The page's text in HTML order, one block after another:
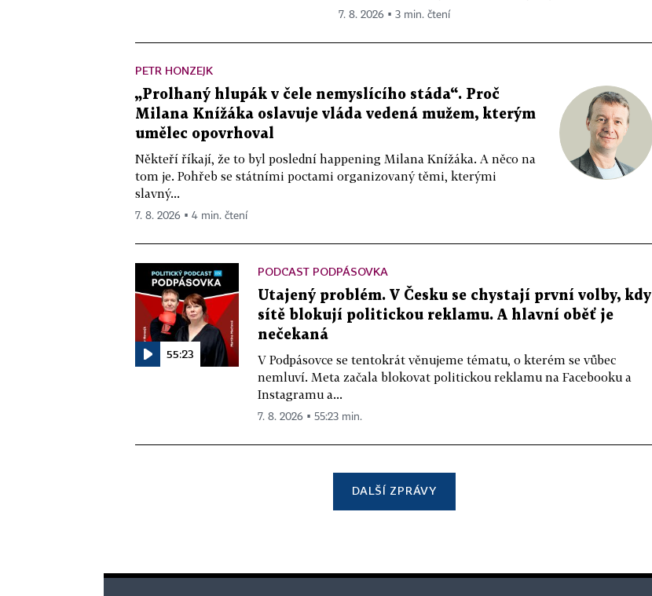
7. 8. 2026 ▪ 3 min. čtení
PETR HONZEJK
„Prolhaný hlupák v čele nemyslícího stáda“. Proč
Milana Knížáka oslavuje vláda vedená mužem, kterým
umělec opovrhoval
Někteří říkají, že to byl poslední happening Milana Knížáka. A něco na
tom je. Pohřeb se státními poctami organizovaný těmi, kterými
slavný...
7. 8. 2026 ▪ 4 min. čtení
55:23
PODCAST PODPÁSOVKA
Utajený problém. V Česku se chystají první volby, kdy
sítě blokují politickou reklamu. A hlavní oběť je
nečekaná
V Podpásovce se tentokrát věnujeme tématu, o kterém se vůbec
nemluví. Meta začala blokovat politickou reklamu na Facebooku a
Instagramu a...
7. 8. 2026 ▪ 55:23 min.
DALŠÍ ZPRÁVY